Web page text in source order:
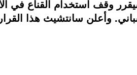
وأعلن سانتشيث هذا